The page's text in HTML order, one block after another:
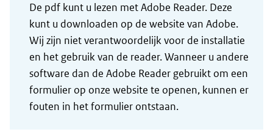
De pdf kunt u lezen met Adobe Reader. Deze
kunt u downloaden op de website van Adobe.
Wij zijn niet verantwoordelijk voor de installatie
en het gebruik van de reader. Wanneer u andere
software dan de Adobe Reader gebruikt om een
formulier op onze website te openen, kunnen er
fouten in het formulier ontstaan.